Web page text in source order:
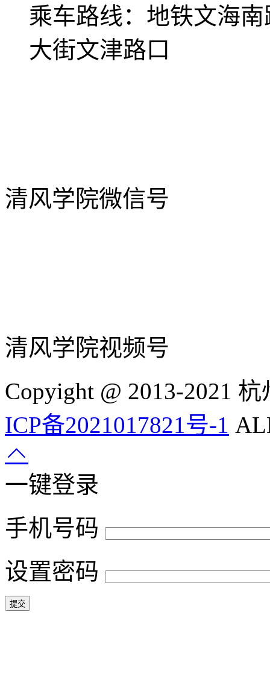
乘车路线： 地铁文海
大街文津路口
清风学院微信号
清风学院视频号
Copyight @ 2013-2021
ICP备2021017821号-1
一键登录
手机号码
设置密码